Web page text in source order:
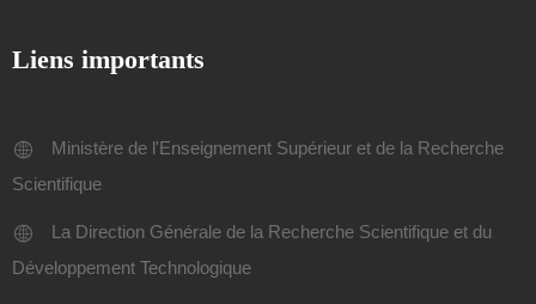
Liens importants
Ministère de l'Enseignement Supérieur et de la Recherche
Scientifique
La Direction Générale de la Recherche Scientifique et du
Développement Technologique